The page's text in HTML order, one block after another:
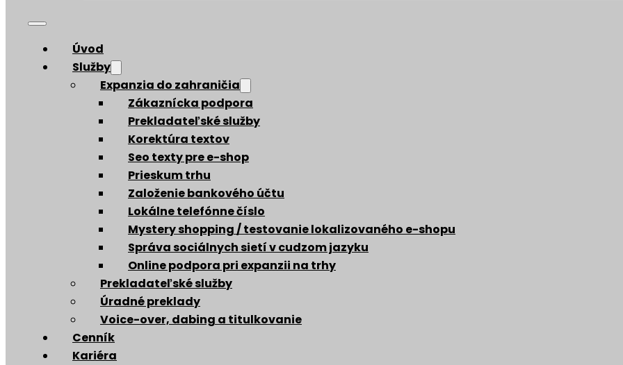
Úvod
Služby
Expanzia do zahraničia
Zákaznícka podpora
Prekladateľské služby
Korektúra textov
Seo texty pre e-shop
Prieskum trhu
Založenie bankového účtu
Lokálne telefónne číslo
Mystery shopping / testovanie lokalizovaného e-shopu
Správa sociálnych sietí v cudzom jazyku
Online podpora pri expanzii na trhy
Prekladateľské služby
Úradné preklady
Voice-over, dabing a titulkovanie
Cenník
Kariéra